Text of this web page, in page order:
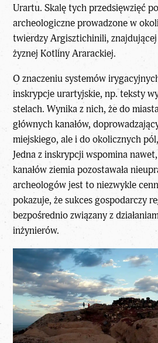
Urartu. Skalę tych przedsięwzięć
archeologiczne prowadzone w
twierdzy Argisztichinili, znajdującej
żyznej Kotliny Ararackiej.
O znaczeniu systemów
inskrypcje urartyjskie, np. teksty
stelach. Wynika z nich, że do
głównych kanałów,
miejskiego, ale i do okolicznych
Jedna z inskrypcji wspomina
kanałów ziemia pozostawała
archeologów jest to niezwykle
pokazuje, że sukces gospodarczy
bezpośrednio związany z
inżynierów.